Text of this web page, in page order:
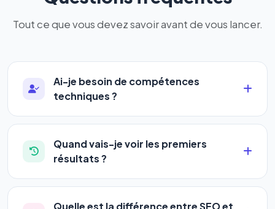
Tout ce que vous devez savoir avant de vous lancer.
Ai-je besoin de compétences
techniques ?
Absolument pas. Notre logiciel a été conçu pour
être accessible àtous les profils: artisans,
commerçants, auto-entrepreneurs, PME ou
complexe — vous renseignez l'adresse de votre
site, décrivez votre activité, et le logiciel gère tout
Quand vais-je voir les premiers
résultats ?
La plupart de nos utilisateurs observent une
amélioration de leur positionnement en4 à 6